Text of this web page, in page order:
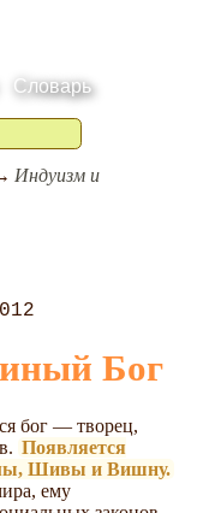
Словарь
Индуизм и
Бог
бог — творец,
Появляется
Шивы и Вишну.
ему